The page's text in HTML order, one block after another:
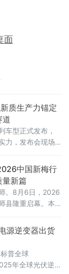
面
质生产力锚定
道
车型正式发布，
力，发布会现场
记、董事，金龙
锋，金龙汽车集
、董事长彭东
出席此次活动。
中国新梅行
量新篇
。8月6日，2026
县隆重启幕。本
顶尖专家、产业
伽师新梅产业向
、推动群众持续
源逆变器出货
普全球
年全球光伏逆变